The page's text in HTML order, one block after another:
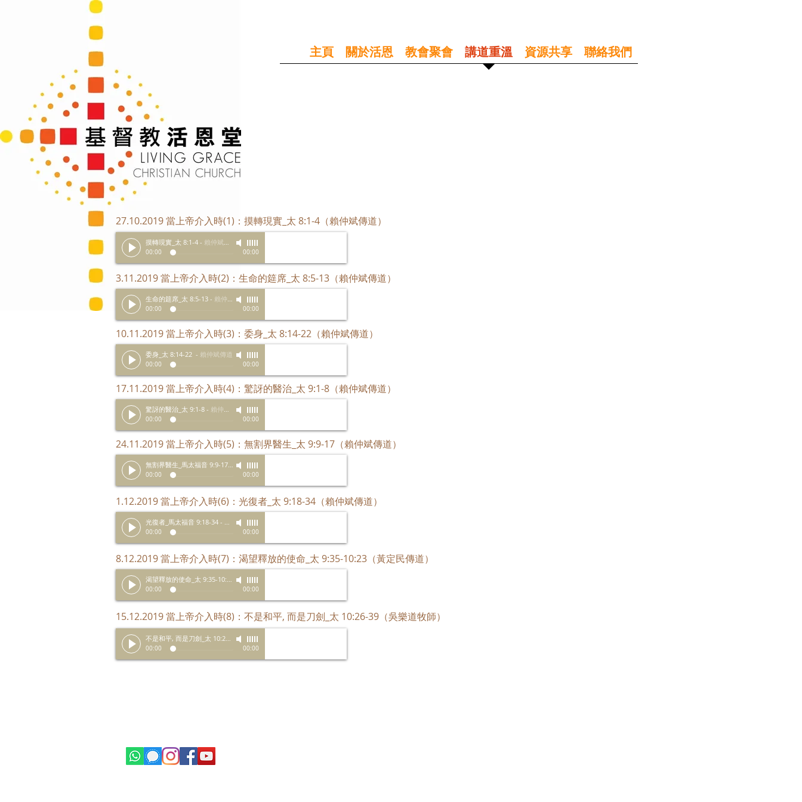
主頁 關於活恩 教會聚會 講道重溫 資源共享 聯絡我們
27.10.2019 當上帝介入時(1)：摸轉現實_太 8:1-4（賴仲斌傳道）
摸轉現實_太 8:1-4 - 賴仲斌傳道
00:00 00:00
3.11.2019 當上帝介入時(2)：生命的筵席_太 8:5-13（賴仲斌傳道）
生命的筵席_太 8:5-13 - 賴仲斌傳道
00:00 00:00
10.11.2019 當上帝介入時(3)：委身_太 8:14-22（賴仲斌傳道）
委身_太 8:14-22 - 賴仲斌傳道
00:00 00:00
17.11.2019 當上帝介入時(4)：驚訝的醫治_太 9:1-8（賴仲斌傳道）
驚訝的醫治_太 9:1-8 - 賴仲斌傳道
00:00 00:00
24.11.2019 當上帝介入時(5)：無割界醫生_太 9:9-17（賴仲斌傳道）
無割界醫生_馬太福音 9:9-17
- 賴仲斌傳道
00:00 00:00
1.12.2019 當上帝介入時(6)：光復者_太 9:18-34（賴仲斌傳道）
光復者_馬太福音 9:18-34 - 賴仲斌傳道
00:00 00:00
8.12.2019 當上帝介入時(7)：渴望釋放的使命_太 9:35-10:23（黃定民傳道）
渴望釋放的使命_太 9:35-10:23 -黃定民傳道
00:00 00:00
15.12.2019 當上帝介入時(8)：不是和平, 而是刀劍_太 10:26-39（吳樂道牧師）
不是和平, 而是刀劍_太 10:26-39 - 吳樂道牧師
00:00 00:00